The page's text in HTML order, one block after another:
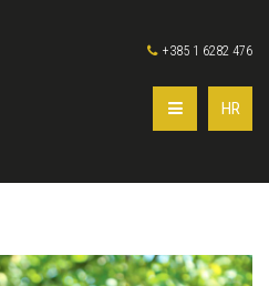
+385 1 6282 476
HR